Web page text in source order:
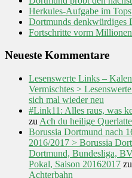
Herkules-Aufgabe im
Dortmunds denkwürdiges
Fortschritte vorm
Neueste Kommentare
Lesenswerte Links –
Vermischtes >
sich mal wieder neu
#Link11: Alles raus, was
zu Ach du heilige
Borussia Dortmund nach
2016/2017 > Borussia
Dortmund, Bundesliga,
Pokal, Saison 20162017 zu
Achterbahn